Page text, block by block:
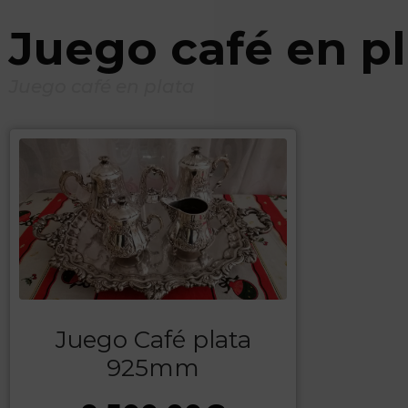
Juego café en
Juego Café plata
925mm